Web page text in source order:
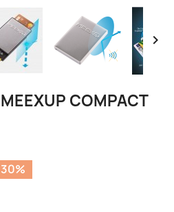

COMPACT